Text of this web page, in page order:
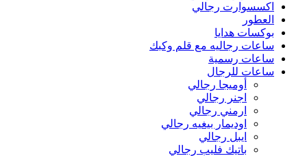
اكسسوارت رجالي
العطور
بوكسات هدايا
ساعات رجاليه مع قلم وكبك
ساعات رسمية
ساعات للرجال
أوميجا رجالي
اجنر رجالي
ارمني رجالي
اوديمار بيغيه رجالي
ايبل رجالي
باتيك فليب رجالي